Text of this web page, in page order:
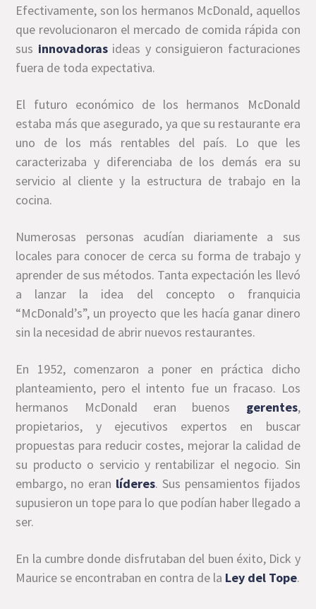
Efectivamente, son los hermanos McDonald, aquellos
que revolucionaron el mercado de comida rápida con
sus innovadorasideas y consiguieron facturaciones
fuera de toda expectativa.
El futuro económico de los hermanos McDonald
estaba más que asegurado, ya que su restaurante era
uno de los más rentables del país. Lo que les
caracterizaba y diferenciaba de los demás era su
servicio al cliente y la estructura de trabajo en la
cocina.
Numerosas personas acudían diariamente a sus
locales para conocer de cerca su forma de trabajo y
aprender de sus métodos. Tanta expectación les llevó
a lanzar la idea del concepto o franquicia
“McDonald’s”, un proyecto que les hacía ganar dinero
sin la necesidad de abrir nuevos restaurantes.
En 1952, comenzaron a poner en práctica dicho
planteamiento, pero el intento fue un fracaso. Los
hermanos McDonald eran buenos gerentes,
propietarios, y ejecutivos expertos en buscar
propuestas para reducir costes, mejorar la calidad de
su producto o servicio y rentabilizar el negocio. Sin
embargo, no eran líderes. Sus pensamientos fijados
supusieron un tope para lo que podían haber llegado a
ser.
En la cumbre donde disfrutaban del buen éxito, Dick y
Maurice se encontraban en contra de la Ley del Tope.